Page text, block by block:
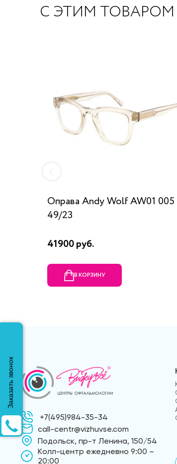
С ЭТИМ
Оправа Andy Wolf AW01 005
49/23
41900 руб.
В КОРЗИНУ
+7(495)984-35-34
call-centr@vizhuvse.com
Подольск, пр-т Ленина, 150/54
Kолл-центр ежедневно 9:00 –
20:00
Заказать звонок